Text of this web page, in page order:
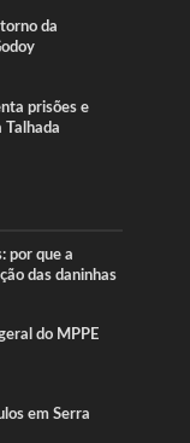
da
prisões e
Talhada
por que a
das daninhas
do MPPE
em Serra